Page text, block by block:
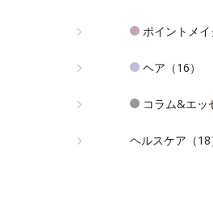
ポイントメイ
ヘア（16）
コラム&エッ
ヘルスケア（18